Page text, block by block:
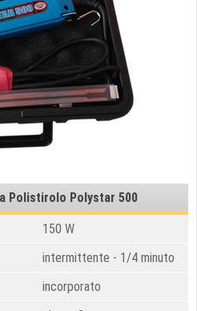
Polistirolo Polystar 500
150 W
intermittente - 1/4 minuto
incorporato